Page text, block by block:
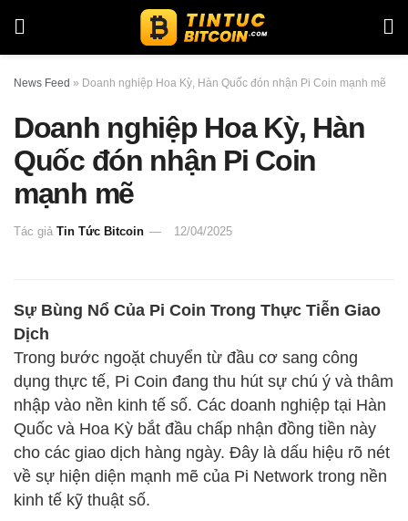
News Feed » Doanh nghiệp Hoa Kỳ, Hàn Quốc đón nhận Pi Coin mạnh mẽ
Doanh nghiệp Hoa Kỳ, Hàn
Quốc đón nhận Pi Coin
mạnh mẽ
Tác giả Tin Tức Bitcoin 12/04/2025
Sự Bùng Nổ Của Pi Coin Trong Thực Tiễn Giao
Dịch
Trong bước ngoặt chuyển từ đầu cơ sang công
dụng thực tế, Pi Coin đang thu hút sự chú ý và thâm
nhập vào nền kinh tế số. Các doanh nghiệp tại Hàn
Quốc và Hoa Kỳ bắt đầu chấp nhận đồng tiền này
cho các giao dịch hàng ngày. Đây là dấu hiệu rõ nét
về sự hiện diện mạnh mẽ của Pi Network trong nền
kinh tế kỹ thuật số.